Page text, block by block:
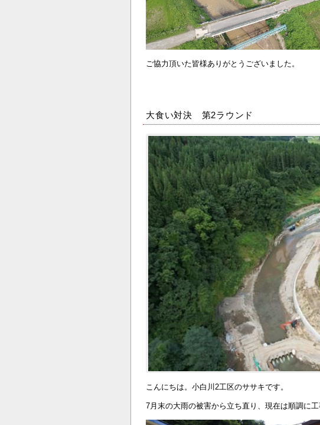
ご協力頂いた皆様ありがとうございました。
大食い対決 第2ラウンド
こんにちは。小白川2工区のササキです。
7月末の大雨の被害から立ち直り、現在は順調に工